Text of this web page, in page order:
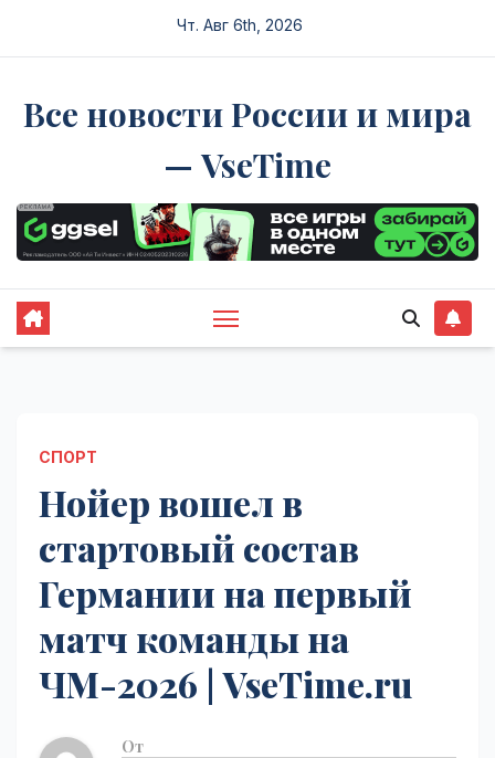
Чт. Авг 6th, 2026
Все новости России и мира
— VseTime
СПОРТ
Нойер вошел в
стартовый состав
Германии на первый
матч команды на
ЧМ-2026 | VseTime.ru
От